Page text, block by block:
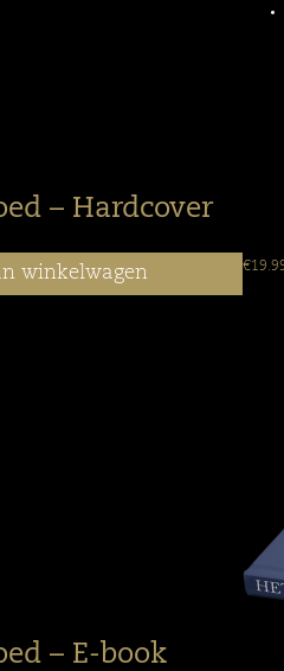
– Hardcover
€
winkelwagen
– E-book